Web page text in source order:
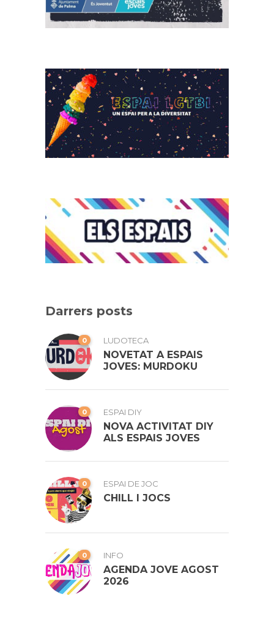
Darrers posts
0 LUDOTECA
NOVETAT A ESPAIS
JOVES: MURDOKU
0 ESPAI DIY
NOVA ACTIVITAT DIY
ALS ESPAIS JOVES
0 ESPAI DE JOC
CHILL I JOCS
0 INFO
AGENDA JOVE AGOST
2026